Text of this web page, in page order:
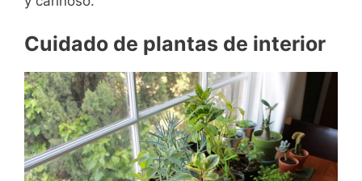
Cuidado de plantas de interior